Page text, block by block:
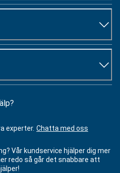
experter. Chatta med oss
Vår kundservice hjälper dig mer
redo så går det snabbare att